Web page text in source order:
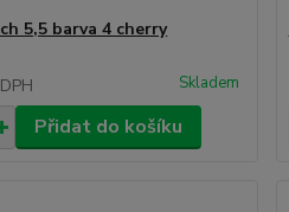
5,5 barva 4 cherry
Skladem
Přidat do košíku